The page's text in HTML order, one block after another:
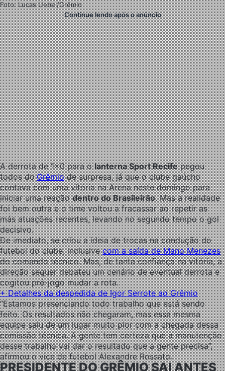
Foto: Lucas Uebel/Grêmio
Continue lendo após o anúncio
A derrota de 1×0 para olanterna Sport Recifepegou
todos do Grêmiode surpresa, já que o clube gaúcho
contava com uma vitória na Arena neste domingo para
iniciar uma reaçãodentro do Brasileirão. Mas a realidade
foi bem outra e o time voltou a fracassar ao repetir as
más atuações recentes, levando no segundo tempo o gol
decisivo.
De imediato, se criou a ideia de trocas na condução do
futebol do clube, inclusivecom a saída de Mano Menezes
do comando técnico. Mas, de tanta confiança na vitória, a
direção sequer debateu um cenário de eventual derrota e
cogitou pré-jogo mudar a rota.
+Detalhes da despedida de Igor Serrote ao Grêmio
“Estamos presenciando todo trabalho que está sendo
feito. Os resultados não chegaram, mas essa mesma
equipe saiu de um lugar muito pior com a chegada dessa
comissão técnica. A gente tem certeza que a manutenção
desse trabalho vai dar o resultado que a gente precisa”,
afirmou o vice de futebol Alexandre Rossato.
PRESIDENTE DO GRÊMIO SAI ANTES